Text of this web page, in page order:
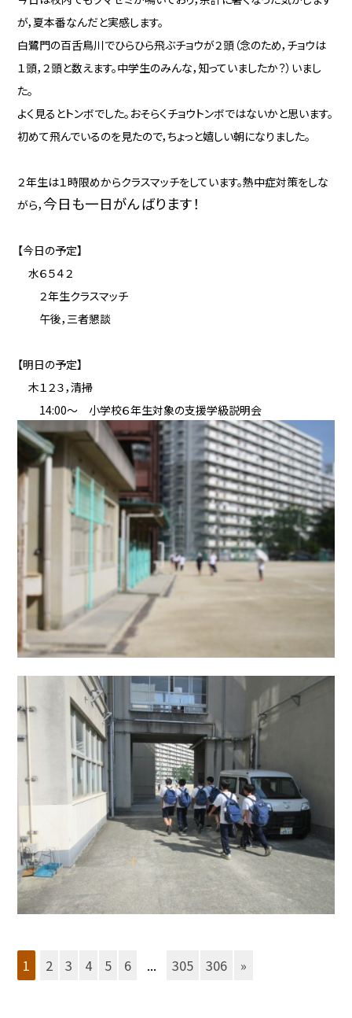
が，夏本番なんだと実感します。
白鷺門の百舌鳥川でひらひら飛ぶチョウが２頭（念のため，チョウは
１頭，２頭と数えます。中学生のみんな，知っていましたか？）いまし
た。
よく見るとトンボでした。おそらくチョウトンボではないかと思います。
初めて飛んでいるのを見たので，ちょっと嬉しい朝になりました。
２年生は１時限めからクラスマッチをしています。熱中症対策をしな
がら，今日も一日がんばります！
【今日の予定】
水６５４２
２年生クラスマッチ
午後，三者懇談
【明日の予定】
木１２３，清掃
14:00～ 小学校６年生対象の支援学級説明会
1 2 3 4 5 6 ... 305 306 »